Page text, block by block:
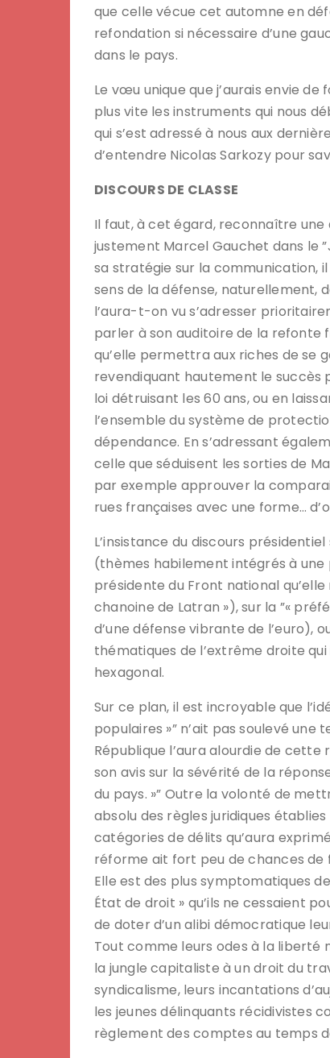
que celle vécue cet automne en
refondation si nécessaire d’une
dans le pays.
Le vœu unique que j’aurais envie
plus vite les instruments qui nous
qui s’est adressé à nous aux
d’entendre Nicolas Sarkozy pour
DISCOURS DE CLASSE
Il faut, à cet égard, reconnaître
justement Marcel Gauchet dans le
sa stratégie sur la communication,
sens de la défense, naturellement,
l’aura-t-on vu s’adresser
parler à son auditoire de la refonte
qu’elle permettra aux riches de se
revendiquant hautement le succès
loi détruisant les 60 ans, ou en
l’ensemble du système de
dépendance. En s’adressant
celle que séduisent les sorties de
par exemple approuver la
rues françaises avec une forme…
L’insistance du discours
(thèmes habilement intégrés à une
présidente du Front national
chanoine de Latran »), sur la ”«
d’une défense vibrante de l’euro),
thématiques de l’extrême droite
hexagonal.
Sur ce plan, il est incroyable que
populaires »” n’ait pas soulevé
République l’aura alourdie de cette
son avis sur la sévérité de la
du pays. »” Outre la volonté de
absolu des règles juridiques
catégories de délits qu’aura
réforme ait fort peu de chances
Elle est des plus symptomatiques
État de droit » qu’ils ne cessaient
de doter d’un alibi démocratique
Tout comme leurs odes à la liberté
la jungle capitaliste à un droit du
syndicalisme, leurs incantations
les jeunes délinquants récidivistes
règlement des comptes au temps